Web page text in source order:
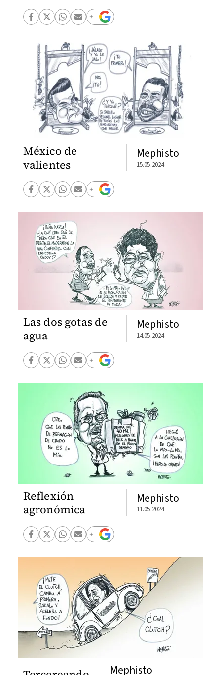
México de
valientes
Mephisto
15.05.2024
Las dos gotas de
agua
Mephisto
14.05.2024
Reflexión
agronómica
Mephisto
11.05.2024
Mephisto